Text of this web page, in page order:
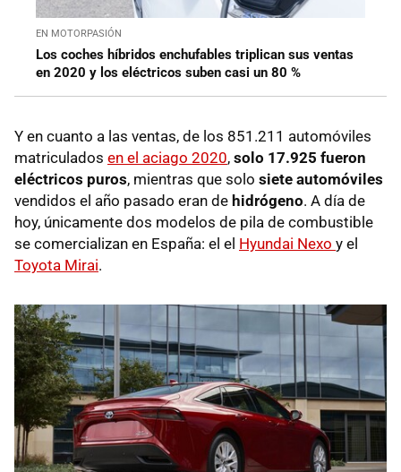
EN MOTORPASIÓN
Los coches híbridos enchufables triplican sus ventas
en 2020 y los eléctricos suben casi un 80 %
Y en cuanto a las ventas, de los 851.211 automóviles
matriculados en el aciago 2020, solo 17.925 fueron
eléctricos puros, mientras que solo siete automóviles
vendidos el año pasado eran de hidrógeno. A día de
hoy, únicamente dos modelos de pila de combustible
se comercializan en España: el el Hyundai Nexo y el
Toyota Mirai.